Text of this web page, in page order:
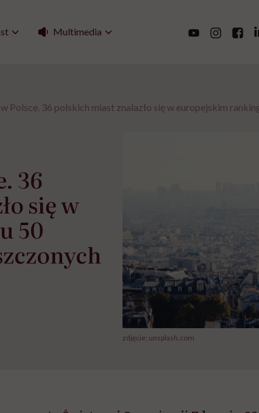
Multimedia
Polsce. 36 polskich miast znalazło się w europejskim
36
się w
50
zdjęcie: unsplash.com